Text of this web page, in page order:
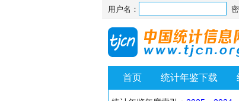
用户名：
首页 统计年鉴下载